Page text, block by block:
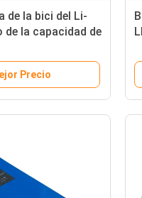
de la bici del Li-
de la capacidad de
Precio